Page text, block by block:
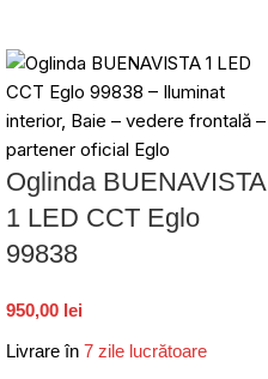
Oglinda BUENAVISTA
1 LED CCT Eglo
99838
950,00 lei
Livrare în 7 zile lucrătoare